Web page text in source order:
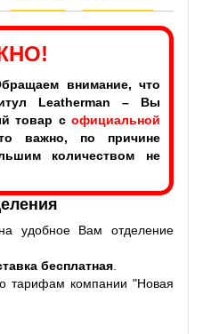
внимание, что
Leatherman – Вы
товар с официальной
важно, по причине
количеством не
удобное Вам отделение
бесплатная
тарифам компании "Новая